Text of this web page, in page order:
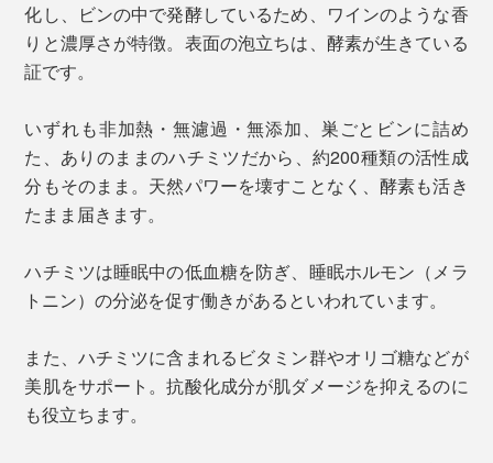
化し、ビンの中で発酵しているため、ワインのような香
りと濃厚さが特徴。表面の泡立ちは、酵素が生きている
証です。
いずれも非加熱・無濾過・無添加、巣ごとビンに詰め
た、ありのままのハチミツだから、約200種類の活性成
分もそのまま。天然パワーを壊すことなく、酵素も活き
たまま届きます。
ハチミツは睡眠中の低血糖を防ぎ、睡眠ホルモン（メラ
トニン）の分泌を促す働きがあるといわれています。
また、ハチミツに含まれるビタミン群やオリゴ糖などが
美肌をサポート。抗酸化成分が肌ダメージを抑えるのに
も役立ちます。